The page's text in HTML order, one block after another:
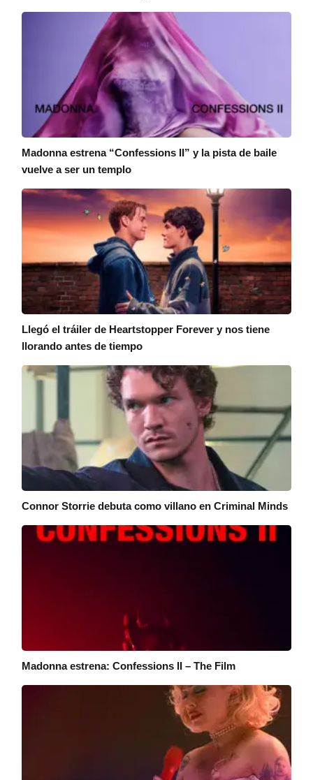
Madonna estrena “Confessions II” y la pista de baile
vuelve a ser un templo
Llegó el tráiler de Heartstopper Forever y nos tiene
llorando antes de tiempo
Connor Storrie debuta como villano en Criminal Minds
Madonna estrena: Confessions II – The Film